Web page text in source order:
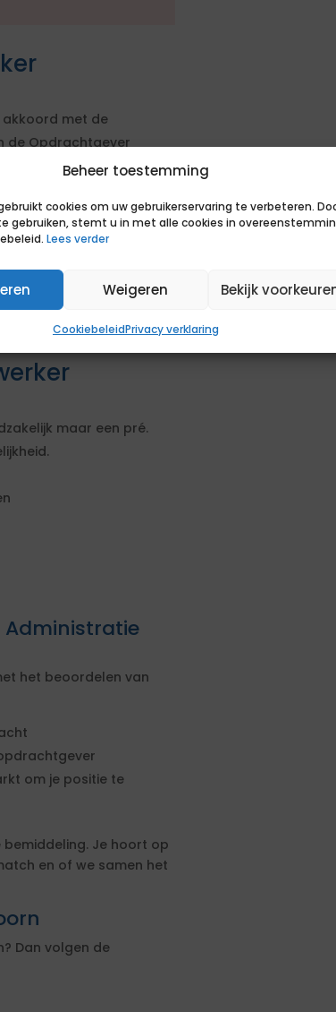
Beheer toestemming
cookies om uw gebruikerservaring te verbeteren.
gebruiken, stemt u in met alle cookies in
Lees verder
Weigeren Bekijk
CookiebeleidPrivacy verklaring
akkoord met de
de Opdrachtgever
een opdracht bij de
inhuurdeskborger-
dagen na aanvang
maar een pré.
Administratie
het beoordelen van
om je positie te
bemiddeling. Je hoort op
en of we samen het
Dan volgen de